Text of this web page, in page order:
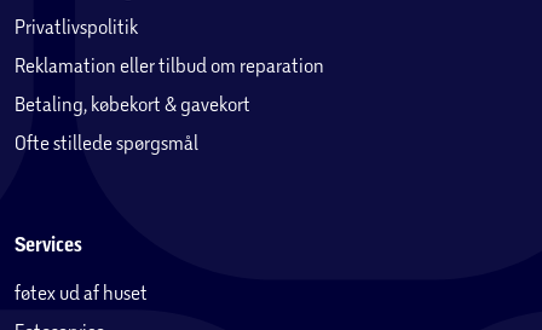
Privatlivspolitik
Reklamation eller tilbud om reparation
Betaling, købekort & gavekort
Ofte stillede spørgsmål
Services
føtex ud af huset